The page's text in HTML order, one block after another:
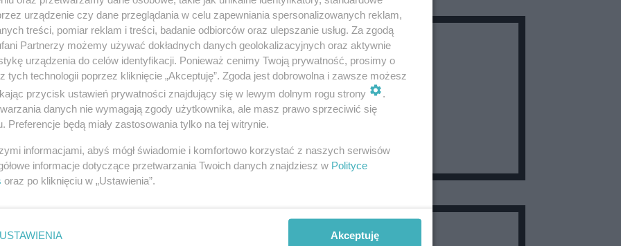
INFORMUJEMY O ŚMIERCI
marca 2025 r.
Żuralski
INFORMUJEMY O ŚMIERCI
urządzenie czy dane przeglądania w celu zapewniania spersonalizowanych reklam,
treści, pomiar reklam i treści, badanie odbiorców oraz ulepszanie usług. Za zgodą
Partnerzy możemy używać dokładnych danych geolokalizacyjnych oraz aktywnie
urządzenia do celów identyfikacji. Ponieważ cenimy Twoją prywatność, prosimy o
tych technologii poprzez kliknięcie „Akceptuję”. Zgoda jest dobrowolna i zawsze możesz
przycisk ustawień prywatności znajdujący się w lewym dolnym rogu strony
danych nie wymagają zgody użytkownika, ale masz prawo sprzeciwić się
Preferencje będą miały zastosowania tylko na tej witrynie.
informacjami, abyś mógł świadomie i komfortowo korzystać z naszych serwisów
informacje dotyczące przetwarzania Twoich danych znajdziesz w Polityce
oraz po kliknięciu w „Ustawienia”.
USTAWIENIA Akceptuję